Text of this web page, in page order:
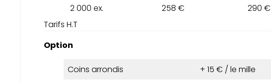
2 000 ex.
258 €
290 €
Tarifs H.T
Option
Coins arrondis + 15 € / le mille